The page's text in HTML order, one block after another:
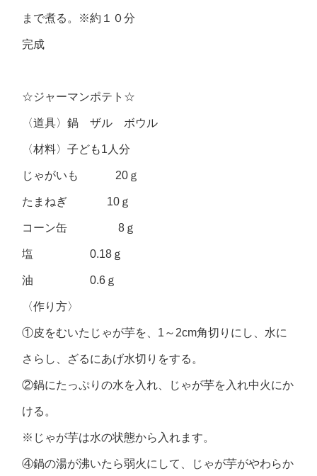
まで煮る。※約１０分
完成
☆ジャーマンポテト☆
〈道具〉鍋 ザル ボウル
〈材料〉子ども1人分
じゃがいも 20ｇ
たまねぎ 10ｇ
コーン缶 8ｇ
塩 0.18ｇ
油 0.6ｇ
〈作り方〉
①皮をむいたじゃが芋を、1～2cm角切りにし、水に
さらし、ざるにあげ水切りをする。
②鍋にたっぷりの水を入れ、じゃが芋を入れ中火にか
ける。
※じゃが芋は水の状態から入れます。
④鍋の湯が沸いたら弱火にして、じゃが芋がやわらか